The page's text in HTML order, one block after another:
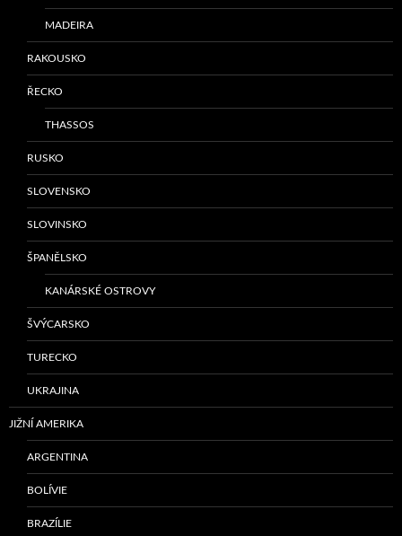
MADEIRA
RAKOUSKO
ŘECKO
THASSOS
RUSKO
SLOVENSKO
SLOVINSKO
ŠPANĚLSKO
KANÁRSKÉ OSTROVY
ŠVÝCARSKO
TURECKO
UKRAJINA
JIŽNÍ AMERIKA
ARGENTINA
BOLÍVIE
BRAZÍLIE